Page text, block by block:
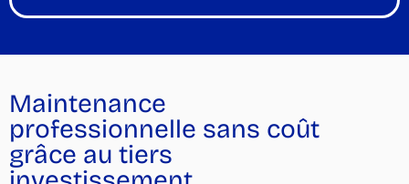
Maintenance
professionnelle sans coût
grâce au tiers